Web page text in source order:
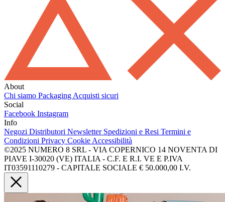
About
Chi siamo Packaging Acquisti sicuri
Social
Facebook Instagram
Info
Negozi Distributori Newsletter Spedizioni e Resi Termini e
Condizioni Privacy Cookie Accessibilità
©2025 NUMERO 8 SRL - VIA COPERNICO 14 NOVENTA DI
PIAVE I-30020 (VE) ITALIA - C.F. E R.I. VE E P.IVA
IT03591110279 - CAPITALE SOCIALE € 50.000,00 I.V.